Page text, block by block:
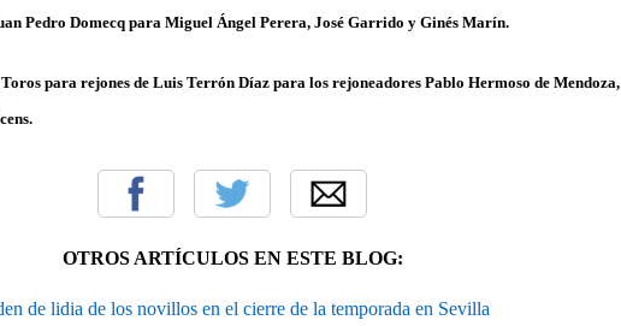
Pedro Domecq para Miguel Ángel Perera, José Garrido y Ginés Marín.
para rejones de Luis Terrón Díaz para los rejoneadores Pablo Hermoso de Mendoza,
OTROS ARTÍCULOS EN ESTE BLOG:
de lidia de los novillos en el cierre de la temporada en Sevilla